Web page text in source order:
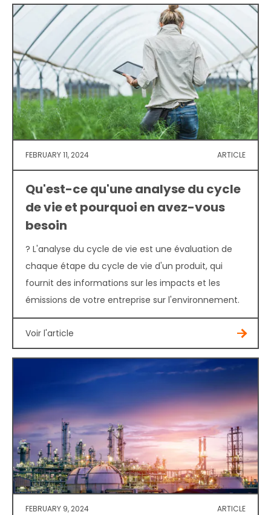
FEBRUARY 11, 2024 ARTICLE
Qu'est-ce qu'une analyse du cycle
de vie et pourquoi en avez-vous
besoin
? L'analyse du cycle de vie est une évaluation de
chaque étape du cycle de vie d'un produit, qui
fournit des informations sur les impacts et les
émissions de votre entreprise sur l'environnement.
Voir l'article
FEBRUARY 9, 2024 ARTICLE